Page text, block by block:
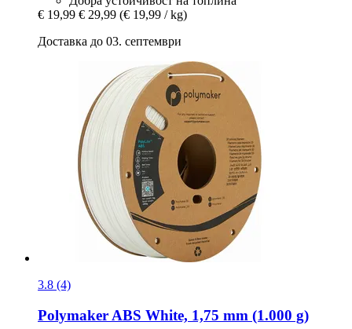
€ 19,99 € 29,99 (€ 19,99 / kg)
Доставка до 03. септември
3.8 (4)
Polymaker ABS White, 1,75 mm (1.000 g)